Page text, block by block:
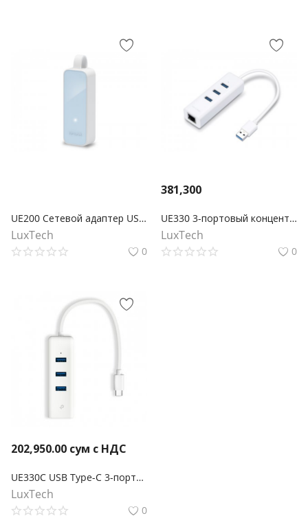
UE200 Сетевой адаптер USB 2.0/Fast Ethernet
LuxTech
0
381,300
UE330 3-портовый концентратор и гигабитный адаптер USB 3.0
LuxTech
0
202,950.00 сум с НДС
UE330C USB Type-C 3-портовый гигабитный Ehternet адаптер
LuxTech
0